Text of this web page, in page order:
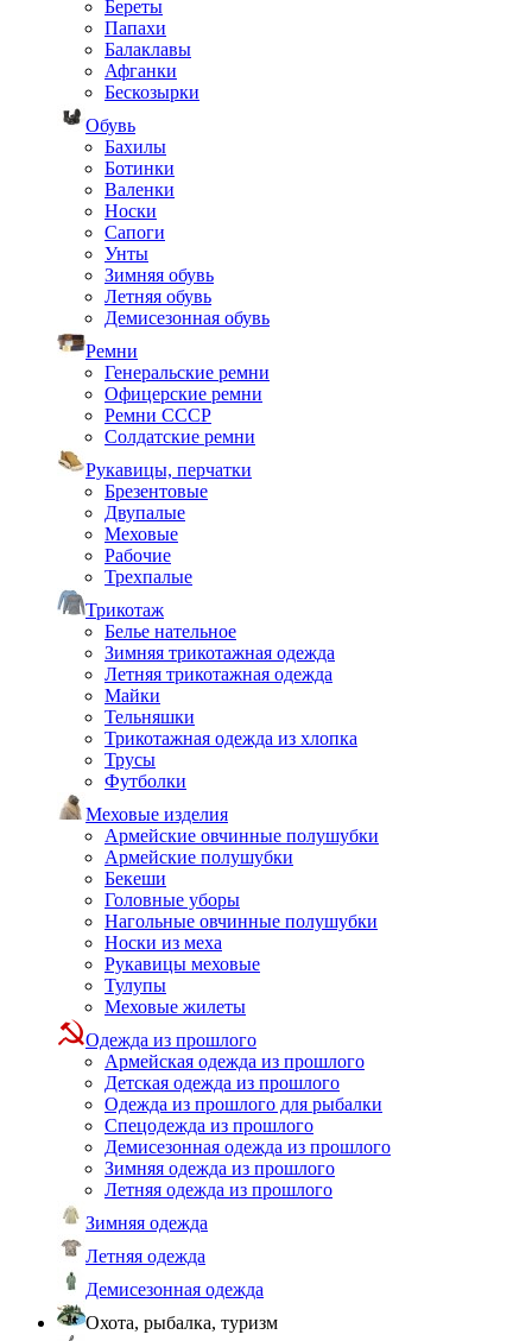
Береты
Папахи
Балаклавы
Афганки
Бескозырки
Обувь
Бахилы
Ботинки
Валенки
Носки
Сапоги
Унты
Зимняя обувь
Летняя обувь
Демисезонная обувь
Ремни
Генеральские ремни
Офицерские ремни
Ремни СССР
Солдатские ремни
Рукавицы, перчатки
Брезентовые
Двупалые
Меховые
Рабочие
Трехпалые
Трикотаж
Белье нательное
Зимняя трикотажная одежда
Летняя трикотажная одежда
Майки
Тельняшки
Трикотажная одежда из хлопка
Трусы
Футболки
Меховые изделия
Армейские овчинные полушубки
Армейские полушубки
Бекеши
Головные уборы
Нагольные овчинные полушубки
Носки из меха
Рукавицы меховые
Тулупы
Меховые жилеты
Одежда из прошлого
Армейская одежда из прошлого
Детская одежда из прошлого
Одежда из прошлого для рыбалки
Спецодежда из прошлого
Демисезонная одежда из прошлого
Зимняя одежда из прошлого
Летняя одежда из прошлого
Зимняя одежда
Летняя одежда
Демисезонная одежда
Охота, рыбалка, туризм